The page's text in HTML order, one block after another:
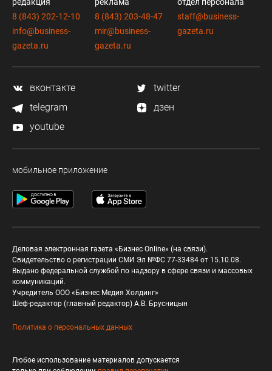
8 (843) 202-12-10
info@business-
gazeta.ru
8 (843) 203-48-47
mir@business-
gazeta.ru
staff@business-
gazeta.ru
вконтакте
twitter
telegram
дзен
youtube
мобильное приложение
Деловая электронная газета «Бизнес Online» (на связи).
Свидетельство о регистрации СМИ Эл №ФС 77-33484 от 15.10.08.
Выдано федеральной службой по надзору в сфере связи и массовых
коммуникаций.
Учредитель ООО «Бизнес Медия Холдинг»
Шеф-редактор (главный редактор) А.В. Брусницын
Политика о персональных данных
Любое использование материалов допускается